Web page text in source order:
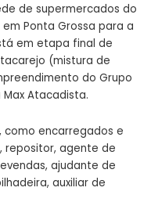
de supermercados do
Ponta Grossa para a
em etapa final de
(mistura de
do Grupo
Atacadista.
como encarregados e
repositor, agente de
ajudante de
auxiliar de